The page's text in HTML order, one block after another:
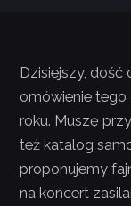
Dzisiejszy, dość
omówienie tego
roku. Muszę
też katalog
proponujemy
na koncert